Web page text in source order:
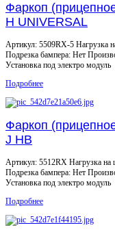
Фаркоп
H UNIVERSAL
Артикул: 5509RX-5 Нагрузка
Подрезка бампера: Нет
Установка под электро модуль
Подробнее
Фаркоп
J HB
Артикул: 5512RX Нагрузка
Подрезка бампера: Нет
Установка под электро модуль
Подробнее